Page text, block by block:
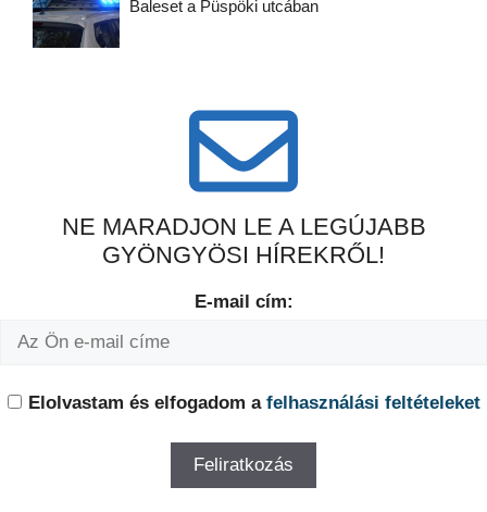
Baleset a Püspöki utcában
NE MARADJON LE A LEGÚJABB
GYÖNGYÖSI HÍREKRŐL!
E-mail cím:
Elolvastam és elfogadom a felhasználási feltételeket